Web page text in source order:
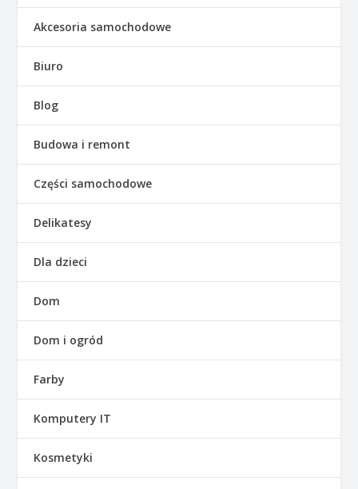
Akcesoria samochodowe
Biuro
Blog
Budowa i remont
Części samochodowe
Delikatesy
Dla dzieci
Dom
Dom i ogród
Farby
Komputery IT
Kosmetyki